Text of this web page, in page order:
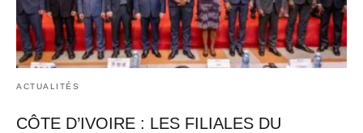
ACTUALITÉS
CÔTE D’IVOIRE : LES FILIALES DU